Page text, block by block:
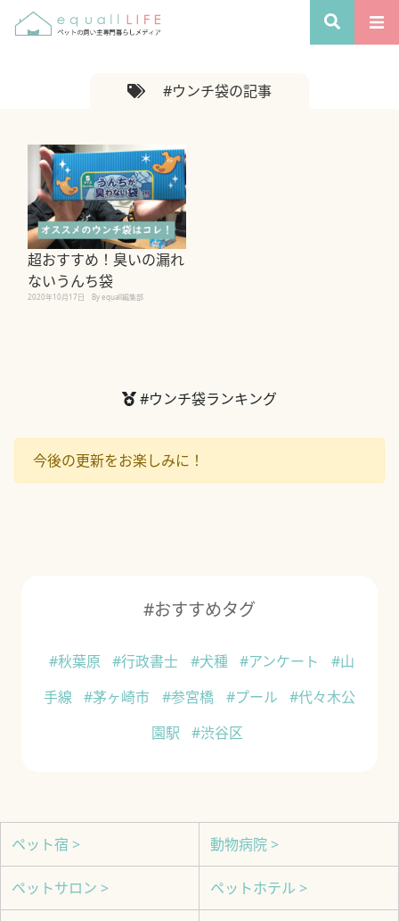
#ウンチ袋の記事
超おすすめ！臭いの漏れ
ないうんち袋
2020年10月17日 By equall編集部
#ウンチ袋ランキング
今後の更新をお楽しみに！
#おすすめタグ
#秋葉原 #行政書士 #犬種 #アンケート
#山
手線
#茅ヶ崎市 #参宮橋 #プール
#代々木公
園駅
#渋谷区
ペット宿 > 動物病院 >
ペットサロン > ペットホテル >